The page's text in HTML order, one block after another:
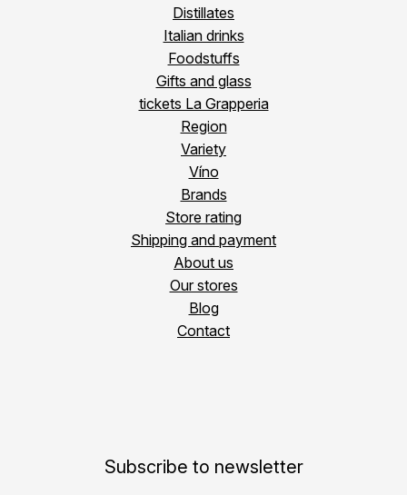
Distillates
Italian drinks
Foodstuffs
Gifts and glass
tickets La Grapperia
Region
Variety
Víno
Brands
Store rating
Shipping and payment
About us
Our stores
Blog
Contact
Subscribe to newsletter